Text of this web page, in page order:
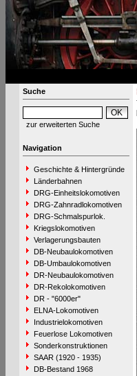
Suche
zur erweiterten Suche
Navigation
Geschichte & Hintergründe
Länderbahnen
DRG-Einheitslokomotiven
DRG-Zahnradlokomotiven
DRG-Schmalspurlok.
Kriegslokomotiven
Verlagerungsbauten
DB-Neubaulokomotiven
DB-Umbaulokomotiven
DR-Neubaulokomotiven
DR-Rekolokomotiven
DR - "6000er"
ELNA-Lokomotiven
Industrielokomotiven
Feuerlose Lokomotiven
Sonderkonstruktionen
SAAR (1920 - 1935)
DB-Bestand 1968